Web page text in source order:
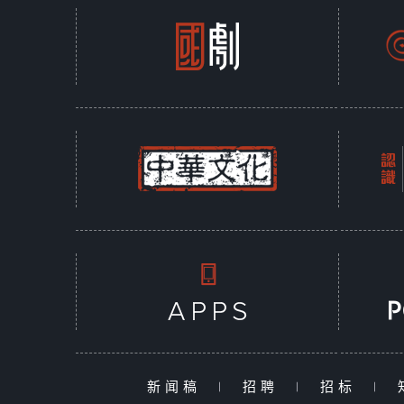
新闻稿 | 招聘 | 招标 |